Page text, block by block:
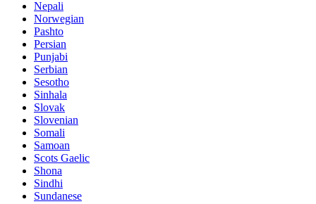
Nepali
Norwegian
Pashto
Persian
Punjabi
Serbian
Sesotho
Sinhala
Slovak
Slovenian
Somali
Samoan
Scots Gaelic
Shona
Sindhi
Sundanese